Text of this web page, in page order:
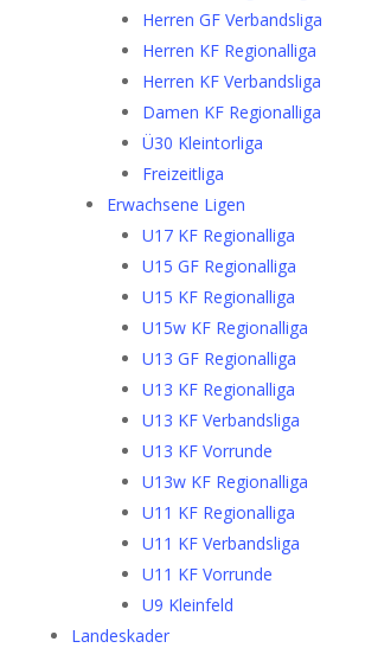
Herren GF Verbandsliga
Herren KF Regionalliga
Herren KF Verbandsliga
Damen KF Regionalliga
Ü30 Kleintorliga
Freizeitliga
Erwachsene Ligen
U17 KF Regionalliga
U15 GF Regionalliga
U15 KF Regionalliga
U15w KF Regionalliga
U13 GF Regionalliga
U13 KF Regionalliga
U13 KF Verbandsliga
U13 KF Vorrunde
U13w KF Regionalliga
U11 KF Regionalliga
U11 KF Verbandsliga
U11 KF Vorrunde
U9 Kleinfeld
Landeskader